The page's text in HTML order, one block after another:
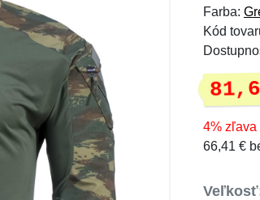
Farba:
Kód
4% zľava
66,41 €